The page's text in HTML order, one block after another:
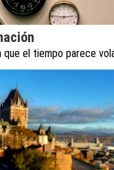
que el tiempo parece